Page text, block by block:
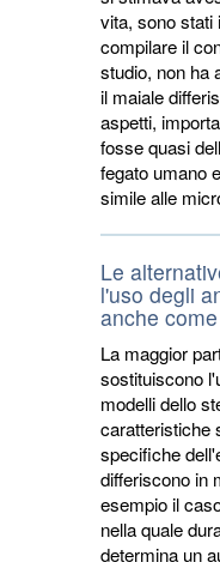
vita, sono stati
compilare il
studio, non ha
il maiale
aspetti,
fosse quasi
fegato umano
simile alle
Le
l'uso degli
anche
La maggior
sostituiscono
modelli dello
caratteristiche
specifiche
differiscono in
esempio il
nella quale
determina un